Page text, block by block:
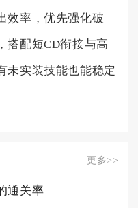
效率，优先强化破
搭配短CD衔接与高
未实装技能也能稳定
更多>>
通关率